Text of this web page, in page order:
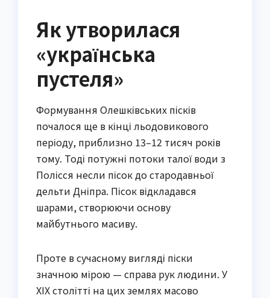
Як утворилася
«українська
пустеля»
Формування Олешківських пісків
почалося ще в кінці льодовикового
періоду, приблизно 13–12 тисяч років
тому. Тоді потужні потоки талої води з
Полісся несли пісок до стародавньої
дельти Дніпра. Пісок відкладався
шарами, створюючи основу
майбутнього масиву.
Проте в сучасному вигляді піски
значною мірою — справа рук людини. У
XIX столітті на цих землях масово